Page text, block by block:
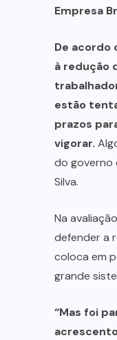
Empresa
De acordo
à redução
estão
prazos
vigorar.
do governo
Silva.
Na
defender a
coloca em
grande
“Mas foi